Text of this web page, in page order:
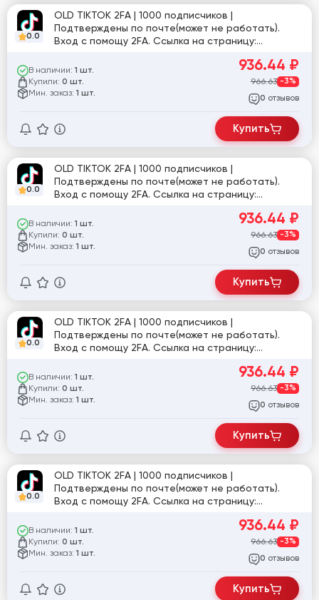
0.0
OLD TIKTOK 2FA | 1000 подписчиков |
Подтверждены по почте(может не работать).
Вход с помощу 2FA. Ссылка на страницу:
В наличии: 1 шт.
Купили: 0 шт.
Мин. заказ: 1 шт.
936.44 ₽
966.63 -3%
0 отзывов
Купить
0.0
OLD TIKTOK 2FA | 1000 подписчиков |
Подтверждены по почте(может не работать).
Вход с помощу 2FA. Ссылка на страницу:
В наличии: 1 шт.
Купили: 0 шт.
Мин. заказ: 1 шт.
936.44 ₽
966.63 -3%
0 отзывов
Купить
0.0
OLD TIKTOK 2FA | 1000 подписчиков |
Подтверждены по почте(может не работать).
Вход с помощу 2FA. Ссылка на страницу:
В наличии: 1 шт.
Купили: 0 шт.
Мин. заказ: 1 шт.
936.44 ₽
966.63 -3%
0 отзывов
Купить
0.0
OLD TIKTOK 2FA | 1000 подписчиков |
Подтверждены по почте(может не работать).
Вход с помощу 2FA. Ссылка на страницу:
В наличии: 1 шт.
Купили: 0 шт.
Мин. заказ: 1 шт.
936.44 ₽
966.63 -3%
0 отзывов
Купить